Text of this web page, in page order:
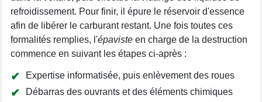
refroidissement. Pour finir, il épure le réservoir d'essence
afin de libérer le carburant restant. Une fois toutes ces
formalités remplies, l'épaviste en charge de la destruction
commence en suivant les étapes ci-après :
Expertise informatisée, puis enlèvement des roues
Débarras des ouvrants et des éléments chimiques